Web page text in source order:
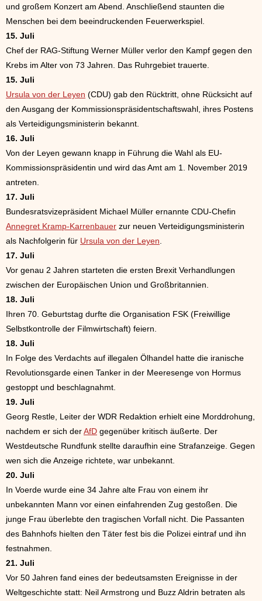
und großem Konzert am Abend. Anschließend staunten die
Menschen bei dem beeindruckenden Feuerwerkspiel.
15. Juli
Chef der RAG-Stiftung Werner Müller verlor den Kampf gegen den
Krebs im Alter von 73 Jahren. Das Ruhrgebiet trauerte.
15. Juli
Ursula von der Leyen (CDU) gab den Rücktritt, ohne Rücksicht auf
den Ausgang der Kommissionspräsidentschaftswahl, ihres Postens
als Verteidigungsministerin bekannt.
16. Juli
Von der Leyen gewann knapp in Führung die Wahl als EU-
Kommissionspräsidentin und wird das Amt am 1. November 2019
antreten.
17. Juli
Bundesratsvizepräsident Michael Müller ernannte CDU-Chefin
Annegret Kramp-Karrenbauer zur neuen Verteidigungsministerin
als Nachfolgerin für Ursula von der Leyen
17. Juli
Vor genau 2 Jahren starteten die ersten Brexit Verhandlungen
zwischen der Europäischen Union und Großbritannien.
18. Juli
Ihren 70. Geburtstag durfte die Organisation FSK (Freiwillige
Selbstkontrolle der Filmwirtschaft) feiern.
18. Juli
In Folge des Verdachts auf illegalen Ölhandel hatte die iranische
Revolutionsgarde einen Tanker in der Meeresenge von Hormus
gestoppt und beschlagnahmt.
19. Juli
Georg Restle, Leiter der WDR Redaktion erhielt eine Morddrohung,
nachdem er sich derAfD gegenüber kritisch äußerte. Der
Westdeutsche Rundfunk stellte daraufhin eine Strafanzeige. Gegen
wen sich die Anzeige richtete, war unbekannt.
20. Juli
In Voerde wurde eine 34 Jahre alte Frau von einem ihr
unbekannten Mann vor einen einfahrenden Zug gestoßen. Die
junge Frau überlebte den tragischen Vorfall nicht. Die Passanten
des Bahnhofs hielten den Täter fest bis die Polizei eintraf und ihn
festnahmen.
21. Juli
Vor 50 Jahren fand eines der bedeutsamsten Ereignisse in der
Weltgeschichte statt: Neil Armstrong und Buzz Aldrin betraten als